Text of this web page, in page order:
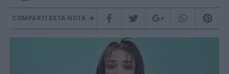
COMPARTÍ ESTA NOTA